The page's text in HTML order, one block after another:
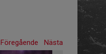
Föregående Nästa